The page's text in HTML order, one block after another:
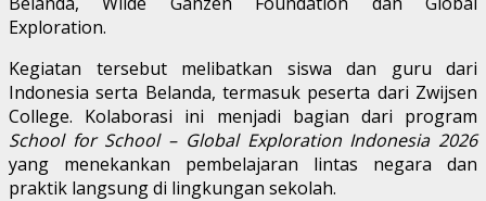
Exploration.
Kegiatan tersebut melibatkan siswa dan guru dari
Indonesia serta Belanda, termasuk peserta dari Zwijsen
College. Kolaborasi ini menjadi bagian dari program
School for School – Global Exploration Indonesia 2026
yang menekankan pembelajaran lintas negara dan
praktik langsung di lingkungan sekolah.